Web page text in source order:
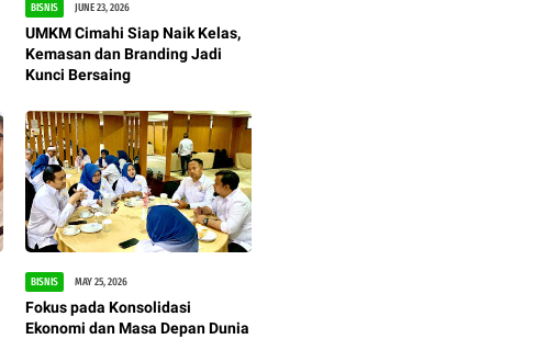
BISNIS JUNE 23, 2026
UMKM Cimahi Siap Naik Kelas,
Kemasan dan Branding Jadi
Kunci Bersaing
BISNIS MAY 25, 2026
Fokus pada Konsolidasi
Ekonomi dan Masa Depan Dunia